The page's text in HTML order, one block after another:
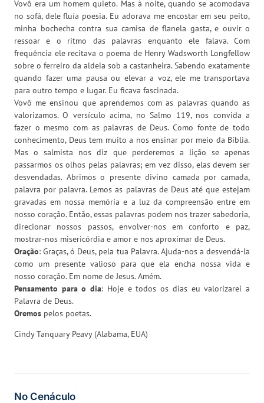
Vovô era um homem quieto. Mas à noite, quando se acomodava
no sofá, dele fluía poesia. Eu adorava me encostar em seu peito,
minha bochecha contra sua camisa de flanela gasta, e ouvir o
ressoar e o ritmo das palavras enquanto ele falava. Com
frequência ele recitava o poema de Henry Wadsworth Longfellow
sobre o ferreiro da aldeia sob a castanheira. Sabendo exatamente
quando fazer uma pausa ou elevar a voz, ele me transportava
para outro tempo e lugar. Eu ficava fascinada.
Vovô me ensinou que aprendemos com as palavras quando as
valorizamos. O versículo acima, no Salmo 119, nos convida a
fazer o mesmo com as palavras de Deus. Como fonte de todo
conhecimento, Deus tem muito a nos ensinar por meio da Bíblia.
Mas o salmista nos diz que perderemos a lição se apenas
passarmos os olhos pelas palavras; em vez disso, elas devem ser
desvendadas. Abrimos o presente divino camada por camada,
palavra por palavra. Lemos as palavras de Deus até que estejam
gravadas em nossa memória e a luz da compreensão entre em
nosso coração. Então, essas palavras podem nos trazer sabedoria,
direcionar nossos passos, envolver-nos em conforto e paz,
mostrar-nos misericórdia e amor e nos aproximar de Deus.
Oração: Graças, ó Deus, pela tua Palavra. Ajuda-nos a desvendá-la
como um presente valioso para que ela encha nossa vida e
nosso coração. Em nome de Jesus. Amém.
Pensamento para o dia: Hoje e todos os dias eu valorizarei a
Palavra de Deus.
Oremos pelos poetas.
Cindy Tanquary Peavy (Alabama, EUA)
No Cenáculo